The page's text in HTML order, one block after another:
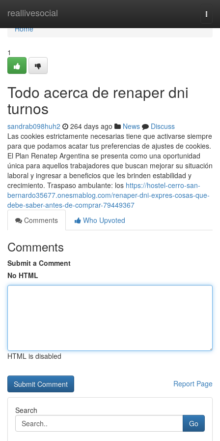
reallivesocial
Home
Home
1
Todo acerca de renaper dni
turnos
sandrab098huh2 264 days ago News
Discuss
Las cookies estrictamente necesarias tiene que activarse siempre
para que podamos acatar tus preferencias de ajustes de cookies.
El Plan Renatep Argentina se presenta como una oportunidad
única para aquellos trabajadores que buscan mejorar su situación
laboral y ingresar a beneficios que les brinden estabilidad y
crecimiento. Traspaso ambulante: los https://hostel-cerro-san-
bernardo35677.onesmablog.com/renaper-dni-expres-cosas-que-
debe-saber-antes-de-comprar-79449367
Comments
Who Upvoted
Comments
Submit a Comment
No HTML
HTML is disabled
Report Page
Search
Go